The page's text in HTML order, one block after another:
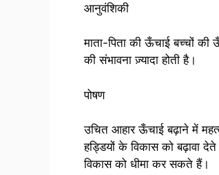
आनुवंशिकी
माता-पिता की ऊँचाई बच्चों की
की संभावना ज़्यादा होती है।
पोषण
उचित आहार ऊँचाई बढ़ाने में
हड्डियों के विकास को बढ़ावा
विकास को धीमा कर सकते हैं।